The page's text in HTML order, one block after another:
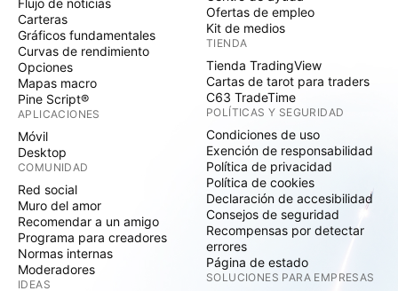
Flujo de noticias
Carteras
Gráficos fundamentales
Curvas de rendimiento
Opciones
Mapas macro
Pine Script®
APLICACIONES
Móvil
Desktop
COMUNIDAD
Red social
Muro del amor
Recomendar a un amigo
Programa para creadores
Normas internas
Moderadores
IDEAS
Ofertas de empleo
Kit de medios
TIENDA
Tienda TradingView
Cartas de tarot para traders
C63 TradeTime
POLÍTICAS Y SEGURIDAD
Condiciones de uso
Exención de responsabilidad
Política de privacidad
Política de cookies
Declaración de accesibilidad
Consejos de seguridad
Recompensas por detectar
errores
Página de estado
SOLUCIONES PARA EMPRESAS